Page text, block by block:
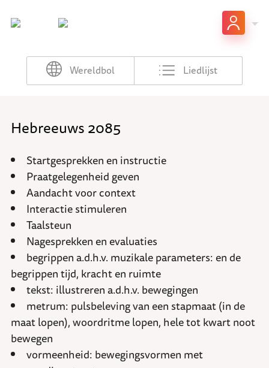
Wereldbol Liedlijst
Hebreeuws 2085
Startgesprekken en instructie
Praatgelegenheid geven
Aandacht voor context
Interactie stimuleren
Taalsteun
Nagesprekken en evaluaties
begrippen a.d.h.v. muzikale parameters: en de
begrippen tijd, kracht en ruimte
tekst: illustreren a.d.h.v. bewegingen
metrum: pulsbeleving van een stapmaat (in de
maat lopen), woordritme lopen, hele tot kwart noot
bewegen
vormeenheid: bewegingsvormen met